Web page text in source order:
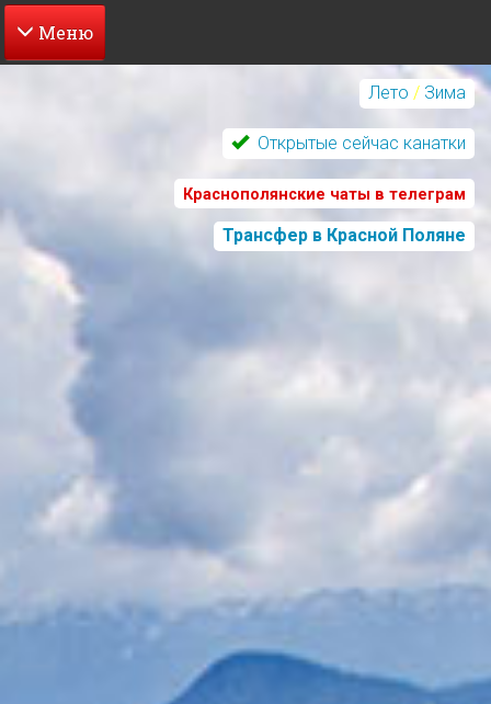
Перейти
Лето / Зима
Открытые сейчас канатки
Краснополянские чаты в телеграм
Трансфер в Красной Поляне